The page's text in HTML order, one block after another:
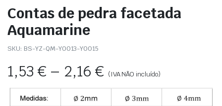
Contas de pedra facetada
Aquamarine
SKU: BS-YZ-QM-Y0013-Y0015
1,53€ – 2,16€ (IVA NÃO incluído)